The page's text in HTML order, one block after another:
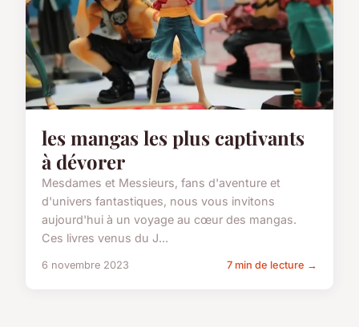
les mangas les plus captivants
à dévorer
Mesdames et Messieurs, fans d'aventure et
d'univers fantastiques, nous vous invitons
aujourd'hui à un voyage au cœur des mangas.
Ces livres venus du J...
6 novembre 2023 7 min de lecture →